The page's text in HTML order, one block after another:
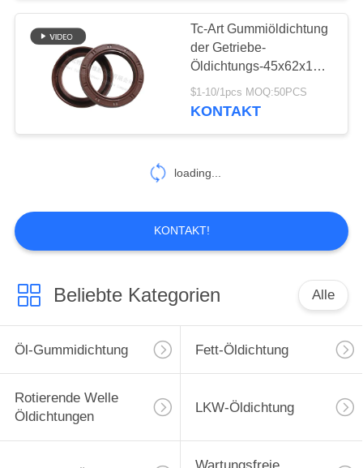
Tc-Art Gummiöldichtung
der Getriebe-
Öldichtungs-45x62x10
NBR FKM
$1-10/1pcs MOQ:50PCS
KONTAKT
loading...
KONTAKT!
Beliebte Kategorien Alle
Öl-Gummidichtung Fett-Öldichtung
Rotierende Welle
Öldichtungen
LKW-Öldichtung